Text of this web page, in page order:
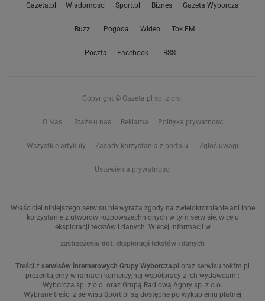
Gazeta.pl Wiadomości Sport.pl Biznes Gazeta Wyborcza
Buzz Pogoda Wideo Tok.FM
Poczta Facebook RSS
Copyright © Gazeta.pl sp. z o.o.
O Nas Staże u nas Reklama Polityka prywatności
Wszystkie artykuły Zasady korzystania z portalu Zgłoś uwagi
Ustawienia prywatności
Właściciel niniejszego serwisu nie wyraża zgody na zwielokrotnianie ani inne
korzystanie z utworów rozpowszechnionych w tym serwisie, w celu
eksploracji tekstów i danych. Więcej informacji w
zastrzeżeniu dot. eksploracji tekstów i danych
Treści z serwisów internetowych Grupy Wyborcza.pl oraz serwisu tokfm.pl
prezentujemy w ramach komercyjnej współpracy z ich wydawcami:
Wyborcza sp. z o.o. oraz Grupą Radiową Agory sp. z o.o.
Wybrane treści z serwisu Sport.pl są dostępne po wykupieniu płatnej